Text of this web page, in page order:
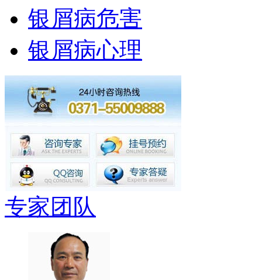
银屑病危害
银屑病心理
专家团队